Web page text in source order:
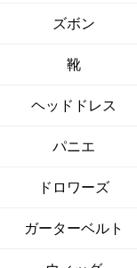
ズボン
靴
ヘッドドレス
パニエ
ドロワーズ
ガーターベルト